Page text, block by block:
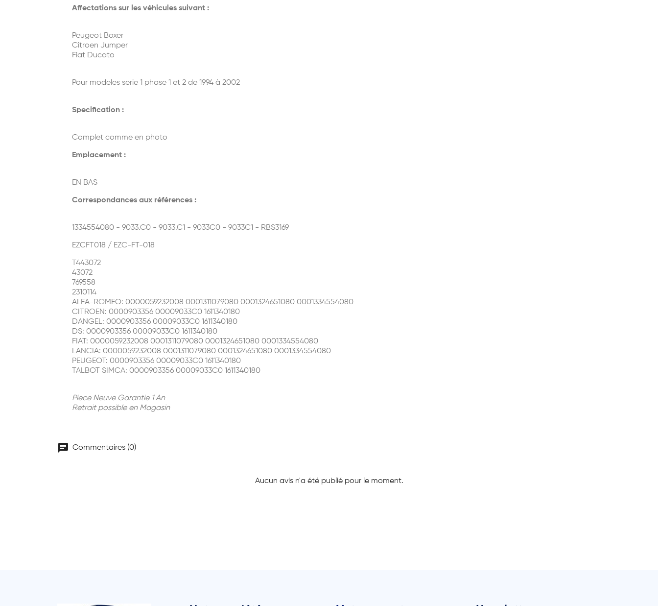
Affectations sur les véhicules suivant :
Peugeot Boxer
Citroen Jumper
Fiat Ducato
Pour modeles serie 1 phase 1 et 2 de 1994 à 2002
Specification :
Complet comme en photo
Emplacement :
EN BAS
Correspondances aux références :
1334554080 - 9033.C0 - 9033.C1 - 9033C0 - 9033C1 - RBS3169
EZCFT018 / EZC-FT-018
T443072
43072
769558
2310114
ALFA-ROMEO: 0000059232008 0001311079080 0001324651080 0001334554080
CITROEN: 0000903356 00009033C0 1611340180
DANGEL: 0000903356 00009033C0 1611340180
DS: 0000903356 00009033C0 1611340180
FIAT: 0000059232008 0001311079080 0001324651080 0001334554080
LANCIA: 0000059232008 0001311079080 0001324651080 0001334554080
PEUGEOT: 0000903356 00009033C0 1611340180
TALBOT SIMCA: 0000903356 00009033C0 1611340180
Piece Neuve Garantie 1 An
Retrait possible en Magasin
chat Commentaires (0)
Aucun avis n'a été publié pour le moment.